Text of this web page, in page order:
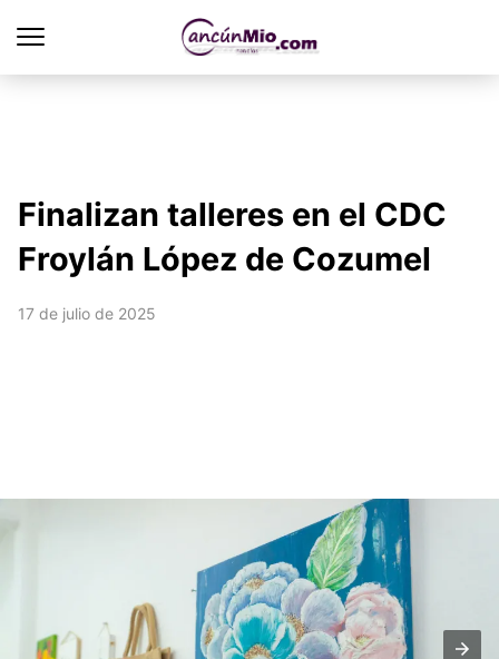
Finalizan talleres en el CDC
Froylán López de Cozumel
17 de julio de 2025